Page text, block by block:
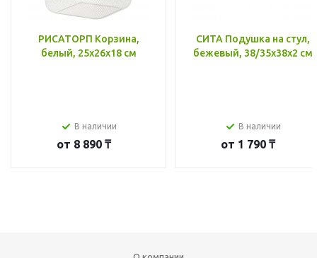
РИСАТОРП Корзина,
белый, 25x26x18 см
В наличии
от 8 890 ₸
СИТА Подушка на стул,
бежевый, 38/35x38x2 см
В наличии
от 1 790 ₸